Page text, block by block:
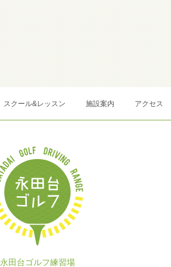
スクール&レッスン 施設案内 アクセス
永田台ゴルフ練習場